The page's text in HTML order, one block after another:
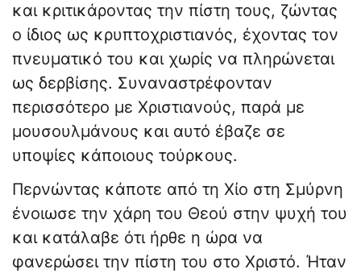
και κριτικάροντας την πίστη τους, ζώντας
ο ίδιος ως κρυπτοχριστιανός, έχοντας τον
πνευματικό του και χωρίς να πληρώνεται
ως δερβίσης. Συναναστρέφονταν
περισσότερο με Χριστιανούς, παρά με
μουσουλμάνους και αυτό έβαζε σε
υποψίες κάποιους τούρκους.
Περνώντας κάποτε από τη Χίο στη Σμύρνη
ένοιωσε την χάρη του Θεού στην ψυχή του
και κατάλαβε ότι ήρθε η ώρα να
φανερώσει την πίστη του στο Χριστό. Ήταν